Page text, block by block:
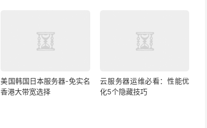
美国韩国日本服务器-免实名
香港大带宽选择
云服务器运维必看：性能优
化5个隐藏技巧